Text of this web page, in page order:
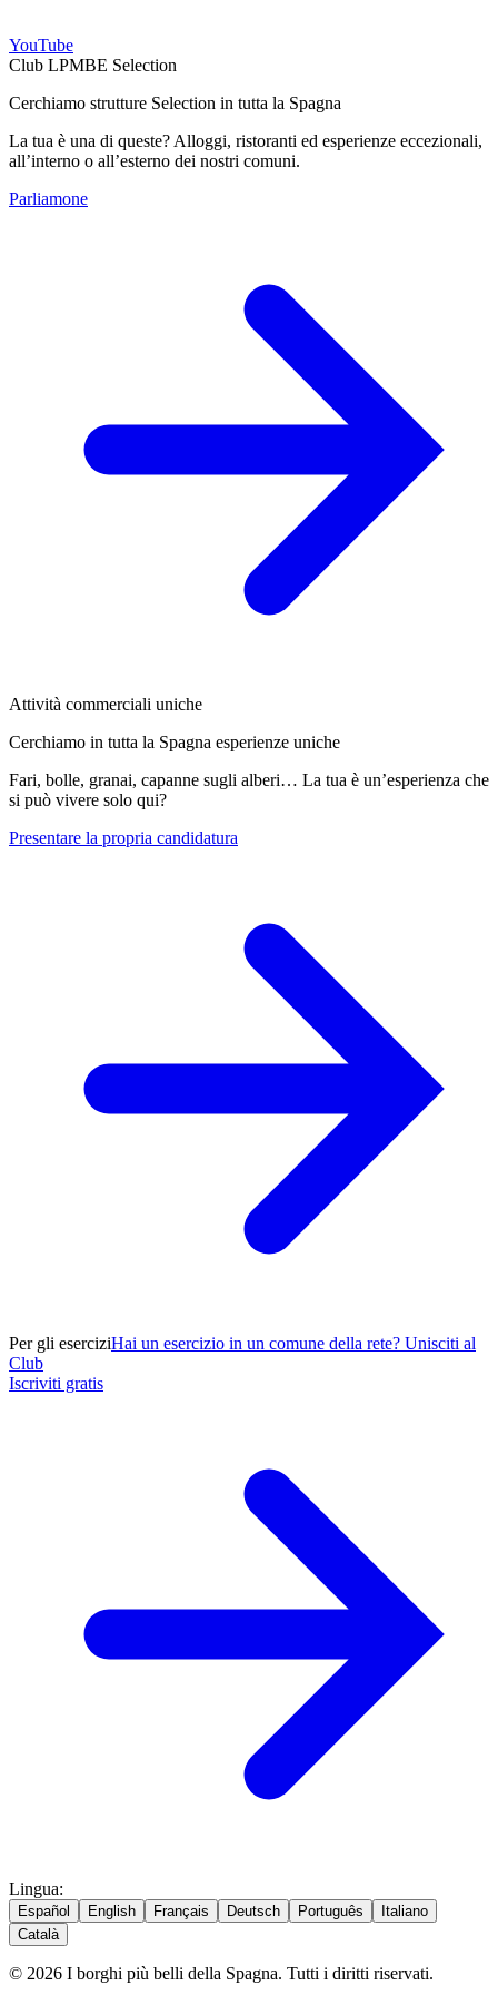
YouTube
Club LPMBE Selection
Cerchiamo strutture Selection in tutta la Spagna
La tua è una di queste? Alloggi, ristoranti ed esperienze eccezionali,
all’interno o all’esterno dei nostri comuni.
Parliamone
Attività commerciali uniche
Cerchiamo in tutta la Spagna esperienze uniche
Fari, bolle, granai, capanne sugli alberi… La tua è un’esperienza che
si può vivere solo qui?
Presentare la propria candidatura
Per gli eserciziHai un esercizio in un comune della rete? Unisciti al
Club
Iscriviti gratis
Lingua:
Español English Français Deutsch Português
Italiano
Català
© 2026 I borghi più belli della Spagna. Tutti i diritti riservati.